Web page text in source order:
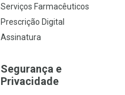
Serviços Farmacêuticos
Prescrição Digital
Assinatura
Segurança e
Privacidade